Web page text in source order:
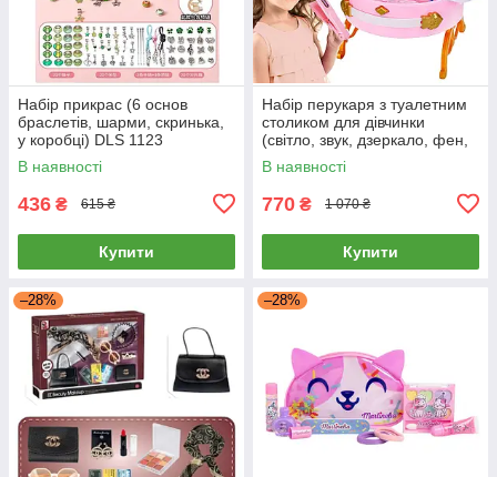
Набір прикрас (6 основ
браслетів, шарми, скринька,
у коробці) DLS 1123
В наявності
436 ₴ 615 ₴
Купити
Набір перукаря з туалетним
столиком для дівчинки
(світло, звук, дзеркало, фен,
аксесуари) 0807-36
В наявності
770 ₴ 1 070 ₴
Купити
–28% –28%